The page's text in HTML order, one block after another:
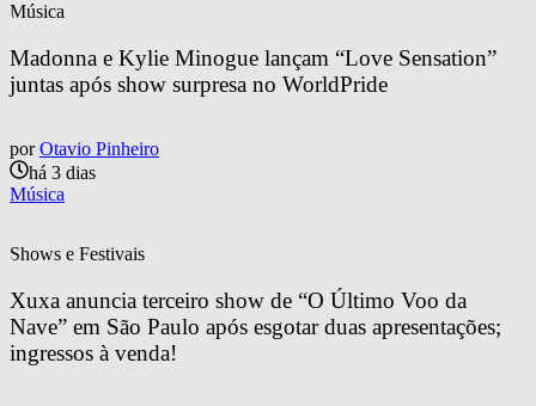
Música
Madonna e Kylie Minogue lançam “Love Sensation”
juntas após show surpresa no WorldPride
por Otavio Pinheiro
há 3 dias
Música
Shows e Festivais
Xuxa anuncia terceiro show de “O Último Voo da
Nave” em São Paulo após esgotar duas apresentações;
ingressos à venda!